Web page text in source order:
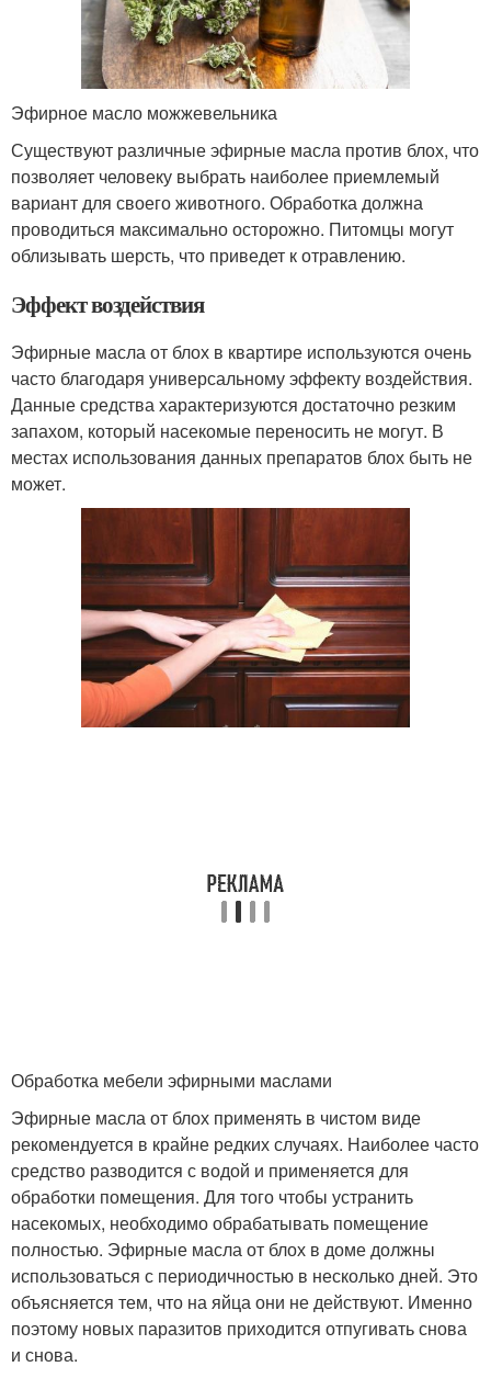
Эфирное масло можжевельника
Существуют различные эфирные масла против блох, что
позволяет человеку выбрать наиболее приемлемый
вариант для своего животного. Обработка должна
проводиться максимально осторожно. Питомцы могут
облизывать шерсть, что приведет к отравлению.
Эффект воздействия
Эфирные масла от блох в квартире используются очень
часто благодаря универсальному эффекту воздействия.
Данные средства характеризуются достаточно резким
запахом, который насекомые переносить не могут. В
местах использования данных препаратов блох быть не
может.
Обработка мебели эфирными маслами
Эфирные масла от блох применять в чистом виде
рекомендуется в крайне редких случаях. Наиболее часто
средство разводится с водой и применяется для
обработки помещения. Для того чтобы устранить
насекомых, необходимо обрабатывать помещение
полностью. Эфирные масла от блох в доме должны
использоваться с периодичностью в несколько дней. Это
объясняется тем, что на яйца они не действуют. Именно
поэтому новых паразитов приходится отпугивать снова
и снова.